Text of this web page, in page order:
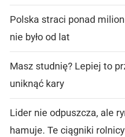
Polska straci ponad
nie było od lat
Masz studnię? Lepiej to
uniknąć kary
Lider nie odpuszcza, ale
hamuje. Te ciągniki